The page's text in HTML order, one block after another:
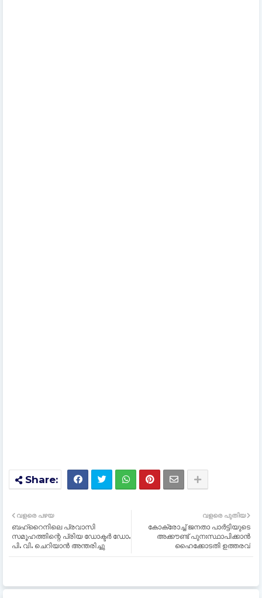
വളരെ പുതിയ
കോക്രോച്ച് ജനതാ പാർട്ടിയുടെ
അക്കൗണ്ട് പുനഃസ്ഥാപിക്കാൻ
ഹൈക്കോടതി ഉത്തരവ്
വളരെ പഴയ
ബഹ്റൈനിലെ പ്രവാസി
സമൂഹത്തിന്റെ പ്രിയ ഡോക്ടർ ഡോ.
പി. വി. ചെറിയാൻ അന്തരിച്ചു